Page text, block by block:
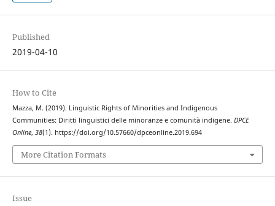
Published
2019-04-10
How to Cite
Mazza, M. (2019). Linguistic Rights of Minorities and Indigenous
Communities: Diritti linguistici delle minoranze e comunità indigene. DPCE
Online, 38(1). https://doi.org/10.57660/dpceonline.2019.694
More Citation Formats
Issue